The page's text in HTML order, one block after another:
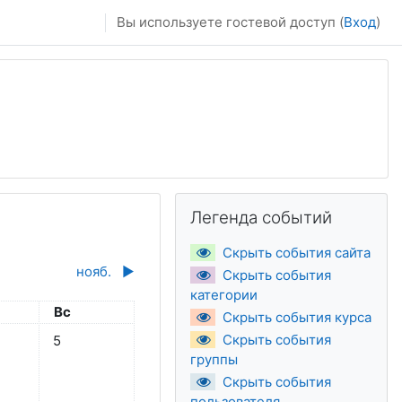
Вы используете гостевой доступ (Вход)
нояб. ▶︎
Воскресенье
Вс
октябрясуббота 4 октября
Нет событий, воскресенье 5 октября
5
Легенда событий
Скрыть события сайта
Скрыть события
категории
Скрыть события курса
Скрыть события
группы
Скрыть события